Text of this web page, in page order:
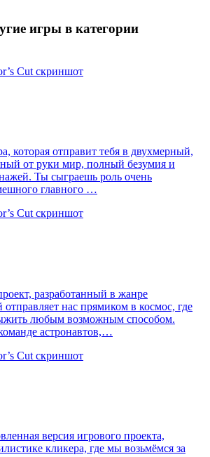
игры в категории
которая отправит тебя в двухмерный,
от руки мир, полный безумия и
Ты сыграешь роль очень
главного …
разработанный в жанре
отправляет нас прямиком в космос, где
любым возможным способом.
астронавтов,…
версия игрового проекта,
кликера, где мы возьмёмся за